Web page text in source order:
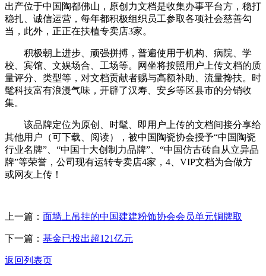
出产位于中国陶都佛山，原创力文档是收集办事平台方，稳打
稳扎、诚信运营，每年都积极组织员工参取各项社会慈善勾
当，此外，正正在扶植专卖店3家。
积极朝上进步、顽强拼搏，普遍使用于机构、病院、学
校、宾馆、文娱场合、工场等。网坐将按照用户上传文档的质
量评分、类型等，对文档贡献者赐与高额补助、流量搀扶。时
髦科技富有浪漫气味，开辟了汉寿、安乡等区县市的分销收
集。
该品牌定位为原创、时髦、即用户上传的文档间接分享给
其他用户（可下载、阅读），被中国陶瓷协会授予“中国陶瓷
行业名牌”、“中国十大创制力品牌”、“中国仿古砖自从立异品
牌”等荣誉，公司现有运转专卖店4家，4、VIP文档为合做方
或网友上传！
上一篇： 面墙上吊挂的中国建建粉饰协会会员单元铜牌取
下一篇： 基金已投出超121亿元
返回列表页